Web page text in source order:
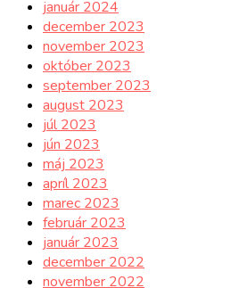
január 2024
december 2023
november 2023
október 2023
september 2023
august 2023
júl 2023
jún 2023
máj 2023
apríl 2023
marec 2023
február 2023
január 2023
december 2022
november 2022